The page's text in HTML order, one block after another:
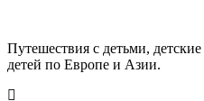
Путешествия с детьми,
детей по Европе и Азии.